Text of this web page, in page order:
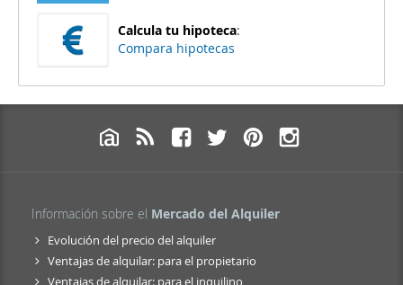
Calcula tu hipoteca:
Compara hipotecas
Información sobre el Mercado del Alquiler
Evolución del precio del alquiler
Ventajas de alquilar: para el propietario
Ventajas de alquilar: para el inquilino